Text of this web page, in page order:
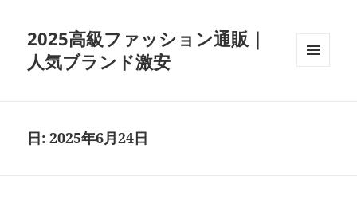
2025高級ファッション通販｜
人気ブランド激安
日:2025年6月24日